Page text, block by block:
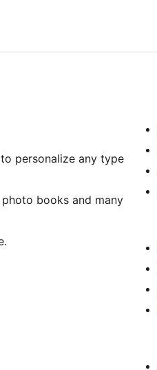
personalize any type
books and many